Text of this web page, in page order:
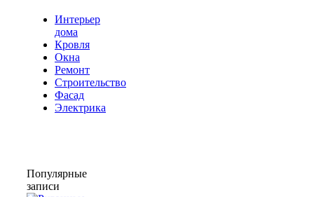
Интерьер
дома
Кровля
Окна
Ремонт
Строительство
Фасад
Электрика
Популярные
записи